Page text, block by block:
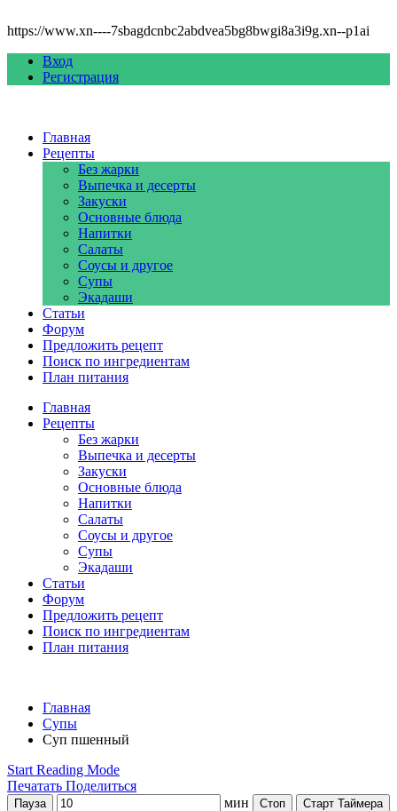
https://www.xn----7sbagdcnbc2abdvea5bg8bwgi8a3i9g.xn--p1ai
Вход
Регистрация
Главная
Рецепты
Без жарки
Выпечка и десерты
Закуски
Основные блюда
Напитки
Салаты
Соусы и другое
Супы
Экадаши
Статьи
Форум
Предложить рецепт
Поиск по ингредиентам
План питания
Главная
Рецепты
Без жарки
Выпечка и десерты
Закуски
Основные блюда
Напитки
Салаты
Соусы и другое
Супы
Экадаши
Статьи
Форум
Предложить рецепт
Поиск по ингредиентам
План питания
Главная
Супы
Суп пшенный
Start Reading Mode
Печатать Поделиться
Пауза мин Стоп Старт Таймера